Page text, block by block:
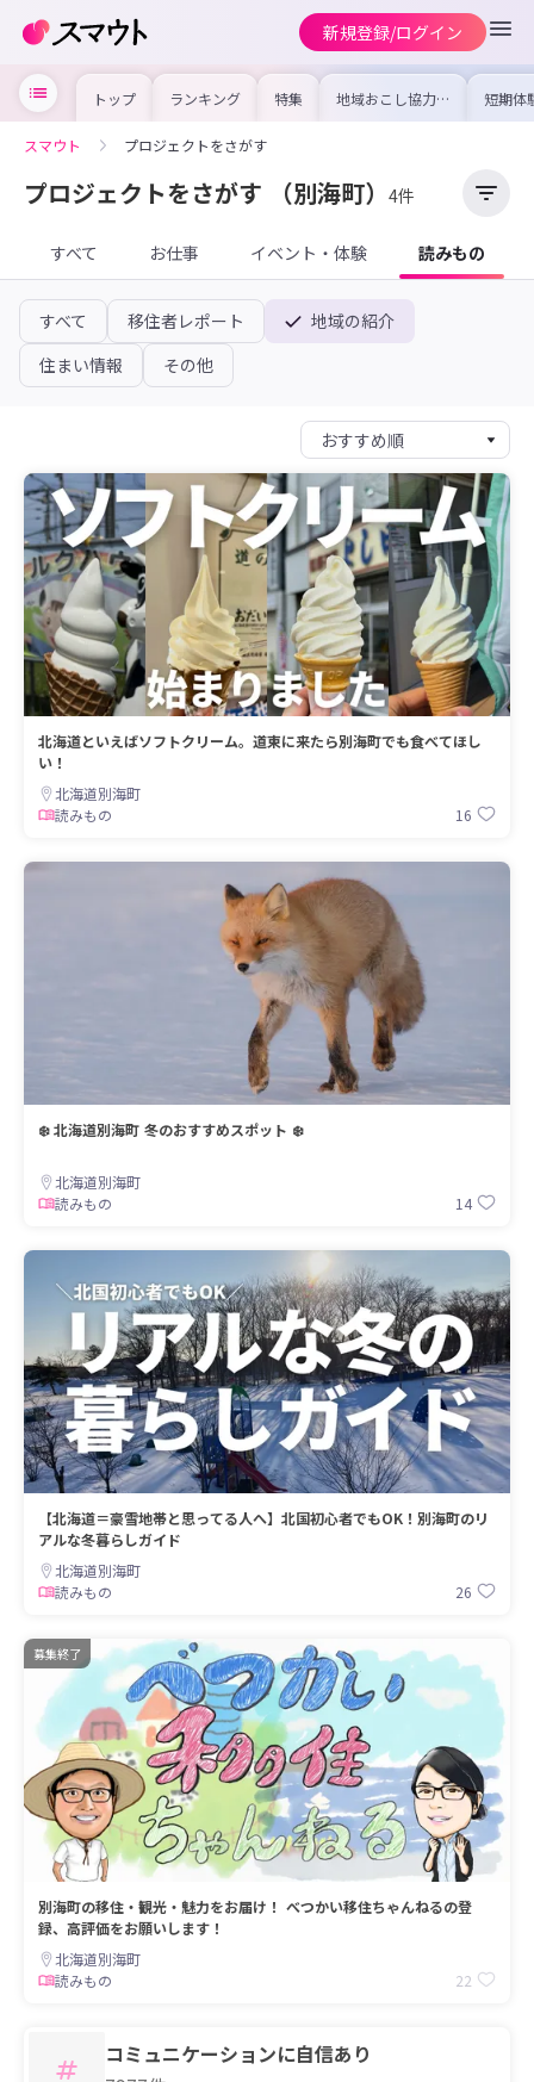
新規登録/ログイン
トップ ランキング 特集 地域おこし協力隊
の求人やイベント
を集めました！仕
けよう
短期体
り〜数
域を知
スマウト プロジェクトをさがす
プロジェクトをさがす （別海町） 4件
すべて お仕事 イベント・体験 読みもの
すべて 移住者レポート
地域の紹介
住まい情報
その他
北海道といえばソフトクリーム。道東に来たら別海町でも食べてほし
い！
北海道別海町
読みもの
16
❄️ 北海道別海町 冬のおすすめスポット ❄️
北海道別海町
読みもの
14
【北海道＝豪雪地帯と思ってる人へ】北国初心者でもOK！別海町のリ
アルな冬暮らしガイド
北海道別海町
読みもの
26
募集終了
別海町の移住・観光・魅力をお届け！ べつかい移住ちゃんねるの登
録、高評価をお願いします！
北海道別海町
読みもの
22
コミュニケーションに自信あり